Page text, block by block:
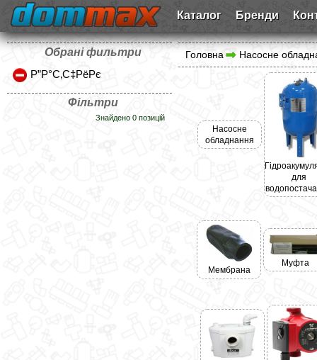
Каталог Бренди
Обрані фильтри
Р”Р°С‚С‡РёРє
Фільтри
Знайдено 0 позицій
Головна Насосне
Насосне
обладнання
для
Мембрана
Муфта